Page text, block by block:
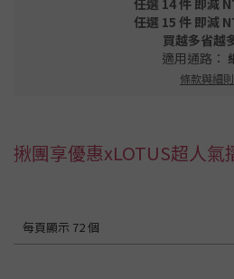
任選 15 件 即減
買越多省越
適用通路：
條款與細則
揪團享優惠xLOTUS超人氣
每頁顯示 72 個